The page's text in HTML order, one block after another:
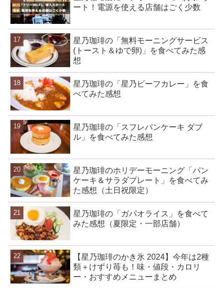
ート！電源を使える店舗はごく少数
星乃珈琲の「無料モーニングサービス
(トースト＆ゆで卵)」を食べてみた感
想
星乃珈琲の「星乃ビーフカレー」を食
べてみた感想
星乃珈琲の「スフレパンケーキ ダブ
ル」を食べてみた感想
星乃珈琲のホリデーモーニング「パン
ケーキ＆サラダプレート」を食べてみ
た感想（土日祝限定）
星乃珈琲の「ガパオライス」を食べて
みた感想（夏限定・一部店舗）
【星乃珈琲のかき氷 2024】今年は2種
類＋けずり苺も！味・値段・カロリ
ー・おすすめメニューまとめ